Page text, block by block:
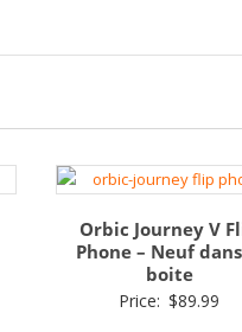
Orbic Journey V
Phone – Neuf
boite
Price: $89.99